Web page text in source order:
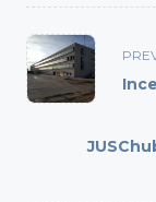
<span
class="nav-
subtitle
reader-